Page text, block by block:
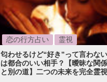
恋の行方占い
霊視
匂わせるけど“好き”って言わな
は都合のいい相手？【曖昧な関
と別の道】二つの未来を完全霊視